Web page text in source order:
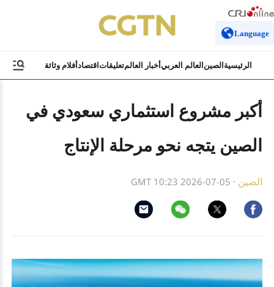
Language
الرئيسية الصين العالم العربيأخبار العالمتعليقات اقتصادأفلام وثائقية ثقافة
أكبر مشروع استثماري سعودي في
الصين يتجه نحو مرحلة الإنتاج
الصين ·
GMT 10:23 2026-07-05